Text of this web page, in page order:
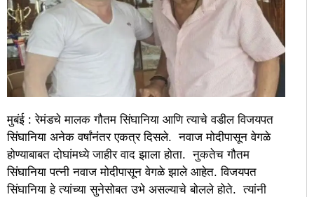
मुबंई : रेमंडचे मालक गौतम सिंघानिया आणि त्याचे वडील विजयपत
सिंघानिया अनेक वर्षांनंतर एकत्र दिसले. नवाज मोदीपासून वेगळे
होण्याबाबत दोघांमध्ये जाहीर वाद झाला होता. नुकतेच गौतम
सिंघानिया पत्नी नवाज मोदीपासून वेगळे झाले आहेत. विजयपत
सिंघानिया हे त्यांच्या सुनेसोबत उभे असल्याचे बोलले होते. त्यांनी